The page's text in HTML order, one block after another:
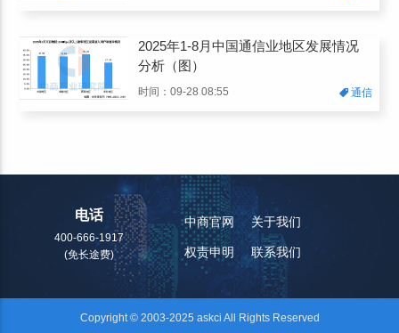
2025年1-8月中国通信业地区发展情况
分析（图）
时间：09-28 08:55 通信
电话
400-666-1917
(免长途费)
中商官网 关于我们
权责申明 联系我们
Copyright © 2003-2025 askci All Rights Reserved